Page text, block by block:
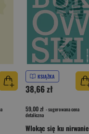
KSIĄŻKA
38,66 zł
59,00 zł - sugerowana cena
detaliczna
Wlokąc się ku nirwanie